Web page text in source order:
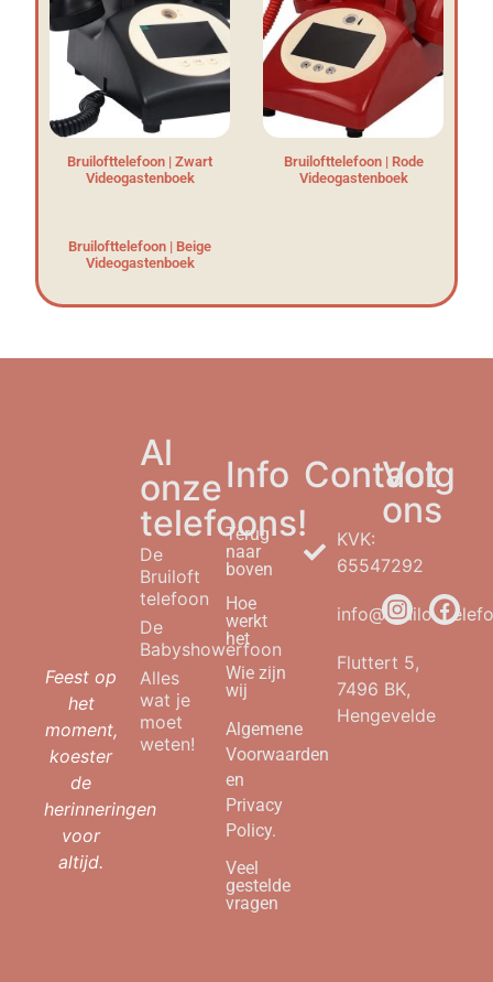
Bruilofttelefoon | Zwart
Videogastenboek
Bruilofttelefoon | Rode
Videogastenboek
Bruilofttelefoon | Beige
Videogastenboek
Feest op
het
moment,
koester
de
herinneringen
voor
altijd.
Al
onze
telefoons!
De
Bruiloft
telefoon
De
Babyshowerfoon
Alles
wat je
moet
weten!
Info
Terug
naar
boven
Hoe
werkt
het
Wie zijn
wij
Algemene
Voorwaarden
en
Privacy
Policy.
Veel
gestelde
vragen
Contact
KVK:
65547292
Fluttert 5,
7496 BK,
Hengevelde
Volg
ons